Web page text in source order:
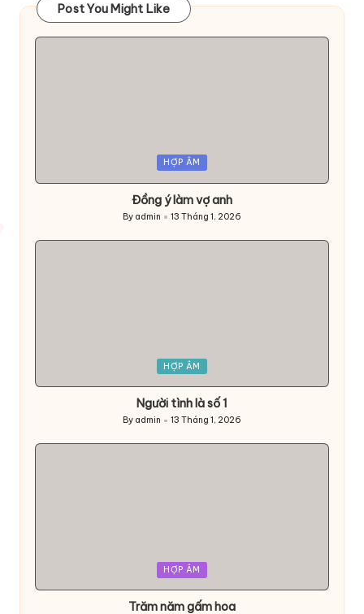
Post You Might Like
HỢP ÂM
Đồng ý làm vợ anh
Posted
by
By admin 13 Tháng 1, 2026
HỢP ÂM
Người tình là số 1
Posted
by
By admin 13 Tháng 1, 2026
HỢP ÂM
Trăm năm gấm hoa